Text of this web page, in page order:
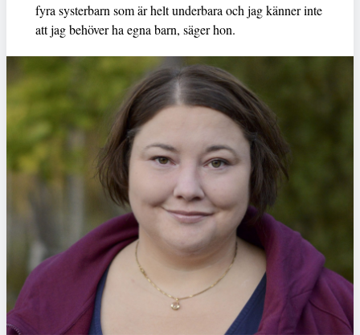
fyra systerbarn som är helt underbara och jag känner inte
att jag behöver ha egna barn, säger hon.